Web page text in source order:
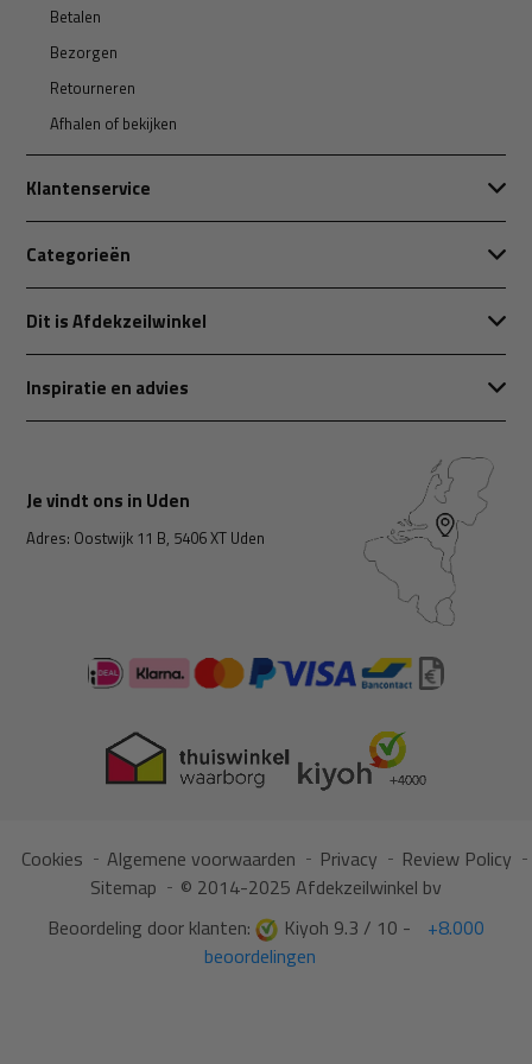
Betalen
Bezorgen
Retourneren
Afhalen of bekijken
Klantenservice
Categorieën
Dit is Afdekzeilwinkel
Inspiratie en advies
Je vindt ons in Uden
Adres: Oostwijk 11 B, 5406 XT Uden
Cookies Algemene voorwaarden Privacy
Review Policy
Sitemap
© 2014-2025 Afdekzeilwinkel bv
Beoordeling door klanten:
Kiyoh 9.3 / 10 -
+8.000
beoordelingen